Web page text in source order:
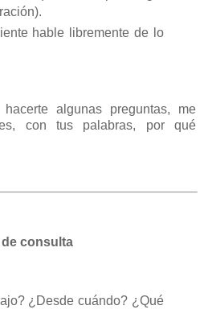
hable libremente de lo
hacerte algunas preguntas, me
con tus palabras, por qué
consulta
¿Desde cuándo? ¿Qué